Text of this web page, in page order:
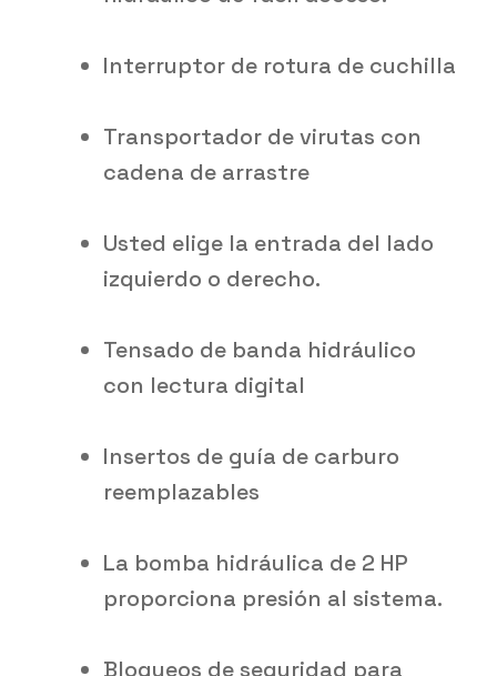
Interruptor de rotura de cuchilla
Transportador de virutas con
cadena de arrastre
Usted elige la entrada del lado
izquierdo o derecho.
Tensado de banda hidráulico
con lectura digital
Insertos de guía de carburo
reemplazables
La bomba hidráulica de 2 HP
proporciona presión al sistema.
Bloqueos de seguridad para